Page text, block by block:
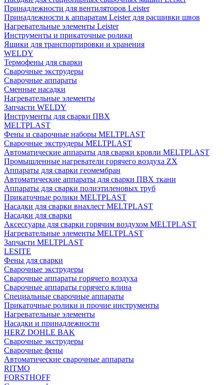
Принадлежности для вентиляторов Leister
Принадлежности к аппаратам Leister для расшивки швов
Нагревательные элементы Leister
Инструменты и прикаточные ролики
Ящики для транспортировки и хранения
WELDY
Термофены для сварки
Сварочные экструдеры
Сварочные аппараты
Сменные насадки
Нагревательные элементы
Запчасти WELDY
Инструменты для сварки ПВХ
MELTPLAST
Фены и сварочные наборы MELTPLAST
Сварочные экструдеры MELTPLAST
Автоматические аппараты для сварки кровли MELTPLAST
Промышленные нагреватели горячего воздуха ZX
Аппараты для сварки геомембран
Автоматические аппараты для сварки ПВХ ткани
Аппараты для сварки полиэтиленовых труб
Прикаточные ролики MELTPLAST
Насадки для сварки внахлест MELTPLAST
Насадки для сварки
Аксессуары для сварки горячим воздухом MELTPLAST
Нагревательные элементы MELTPLAST
Запчасти MELTPLAST
LESITE
Фены для сварки
Сварочные экструдеры
Сварочные аппараты горячего воздуха
Сварочные аппараты горячего клина
Специальные сварочные аппараты
Прикаточные ролики и прочие инструменты
Нагревательные элементы
Насадки и принадлежности
HERZ DOHLE BAK
Сварочные экструдеры
Сварочные фены
Автоматические сварочные аппараты
RITMO
FORSTHOFF